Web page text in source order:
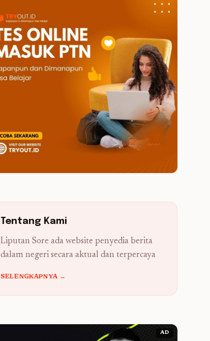
Tentang Kami
Liputan Sore ada website penyedia berita
dalam negeri secara aktual dan terpercaya
SELENGKAPNYA →
AD